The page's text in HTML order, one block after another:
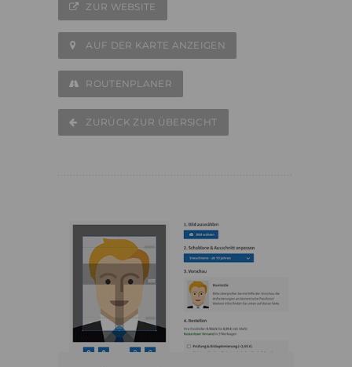
ZUR WEBSITE
AUF DER KARTE ANZEIGEN
ROUTENPLANER
ZURÜCK ZUR ÜBERSICHT